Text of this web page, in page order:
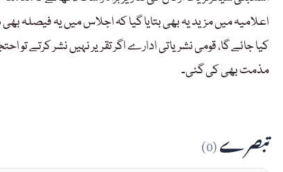
اعلامیہ میں مزید یہ بھی بتایا گیا کہ اجلاس میں یہ فیصلہ
مذمت بھی کی گئی۔
تبصرے(0)